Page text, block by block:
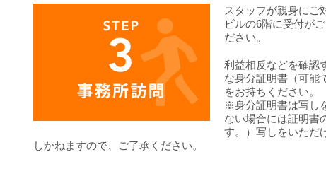
スタッフが親身にご
ビルの6階に受付が
ださい。
利益相反などを確認
な身分証明書（可能
をお持ちください。
※身分証明書は写し
ない場合には証明書
す。）写しをいただ
しかねますので、ご了承ください。